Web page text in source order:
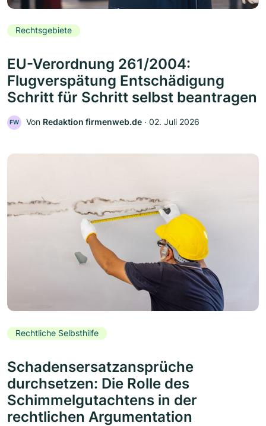
Rechtsgebiete
EU-Verordnung 261/2004:
Flugverspätung Entschädigung
Schritt für Schritt selbst beantragen
FW Von Redaktion firmenweb.de ‧ 02. Juli 2026
Rechtliche Selbsthilfe
Schadensersatzansprüche
durchsetzen: Die Rolle des
Schimmelgutachtens in der
rechtlichen Argumentation